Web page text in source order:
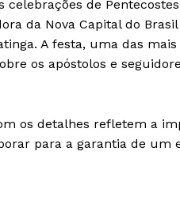
celebrações de
da Nova Capital do
A festa, uma das
os apóstolos e
os detalhes refletem a
para a garantia de um